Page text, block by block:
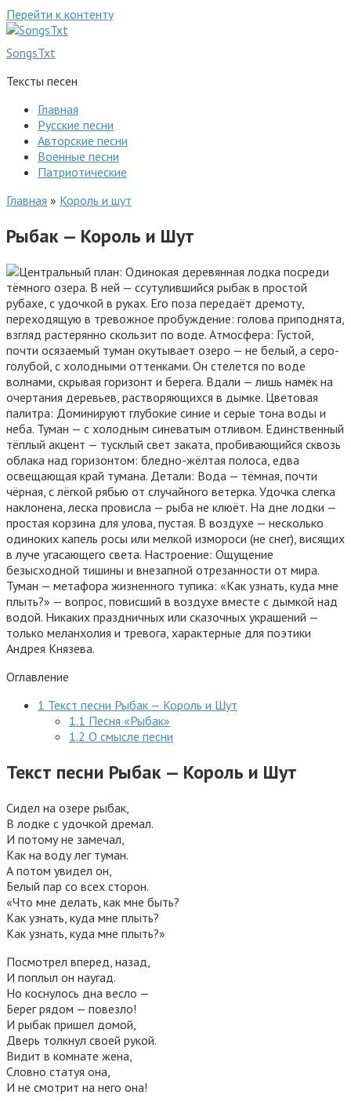
Перейти к контенту
SongsTxt
Тексты песен
Главная
Русские песни
Авторские песни
Военные песни
Патриотические
Главная » Король и шут
Рыбак — Король и Шут
Оглавление
1 Текст песни Рыбак — Король и Шут
1.1 Песня «Рыбак»
1.2 О смысле песни
Текст песни Рыбак — Король и Шут
Сидел на озере рыбак,
В лодке с удочкой дремал.
И потому не замечал,
Как на воду лег туман.
А потом увидел он,
Белый пар со всех сторон.
«Что мне делать, как мне быть?
Как узнать, куда мне плыть?
Как узнать, куда мне плыть?»
Посмотрел вперед, назад,
И поплыл он наугад.
Но коснулось дна весло —
Берег рядом — повезло!
И рыбак пришел домой,
Дверь толкнул своей рукой.
Видит в комнате жена,
Словно статуя она,
И не смотрит на него она!